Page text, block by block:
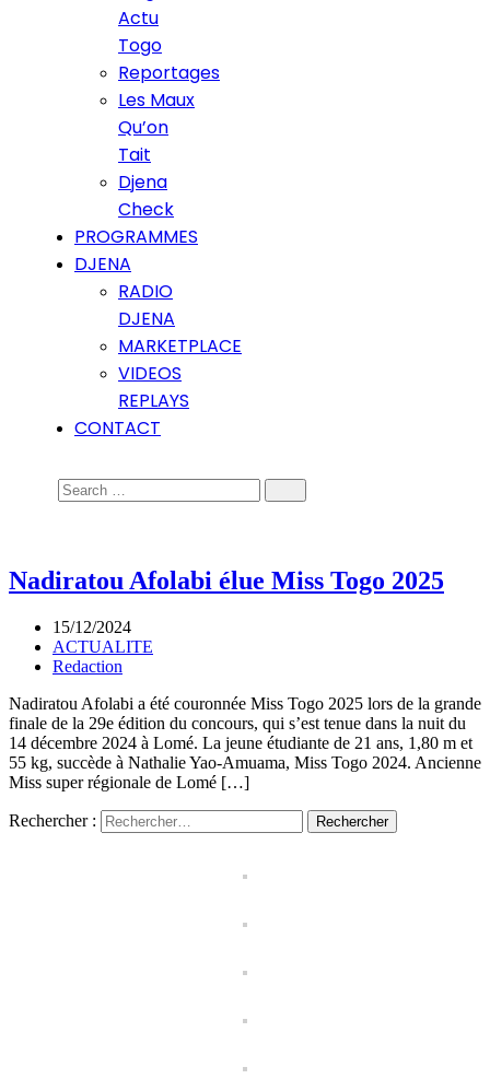
Actu
Togo
Reportages
Les Maux
Qu’on
Tait
Djena
Check
PROGRAMMES
DJENA
RADIO
DJENA
MARKETPLACE
VIDEOS
REPLAYS
CONTACT
Nadiratou Afolabi élue Miss Togo 2025
15/12/2024
ACTUALITE
Redaction
Nadiratou Afolabi a été couronnée Miss Togo 2025 lors de la grande
finale de la 29e édition du concours, qui s’est tenue dans la nuit du
14 décembre 2024 à Lomé. La jeune étudiante de 21 ans, 1,80 m et
55 kg, succède à Nathalie Yao-Amuama, Miss Togo 2024. Ancienne
Miss super régionale de Lomé […]
Rechercher :